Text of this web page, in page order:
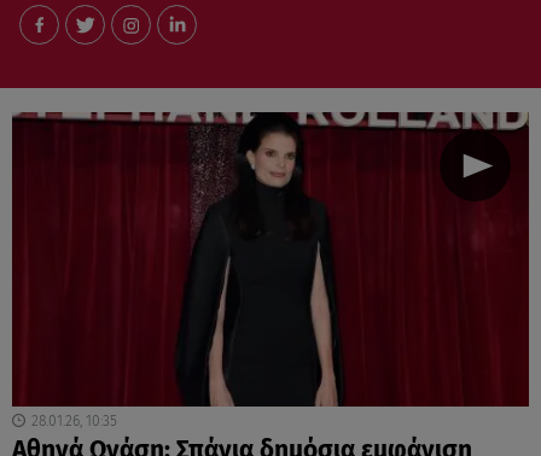
28.01.26, 10:35